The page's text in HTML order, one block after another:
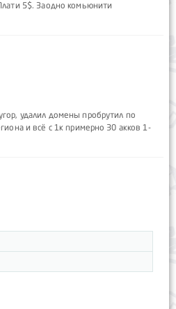
5$. Заодно комьюнити
удалил домены пробрутил по
и всё с 1к примерно 30 акков 1-